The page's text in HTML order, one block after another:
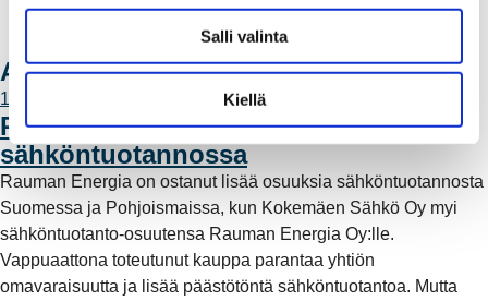
n
a
Salli valinta
Kiellä
Ajankohtaista
11.6.2026 12:00
Rauman Energia vahvistaa rooliaan
sähköntuotannossa
Rauman Energia on ostanut lisää osuuksia sähköntuotannosta
Suomessa ja Pohjoismaissa, kun Kokemäen Sähkö Oy myi
sähköntuotanto-osuutensa Rauman Energia Oy:lle.
Vappuaattona toteutunut kauppa parantaa yhtiön
omavaraisuutta ja lisää päästötöntä sähköntuotantoa. Mutta